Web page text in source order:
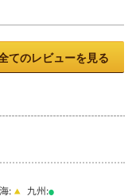
てのレビューを見る
: 九州: